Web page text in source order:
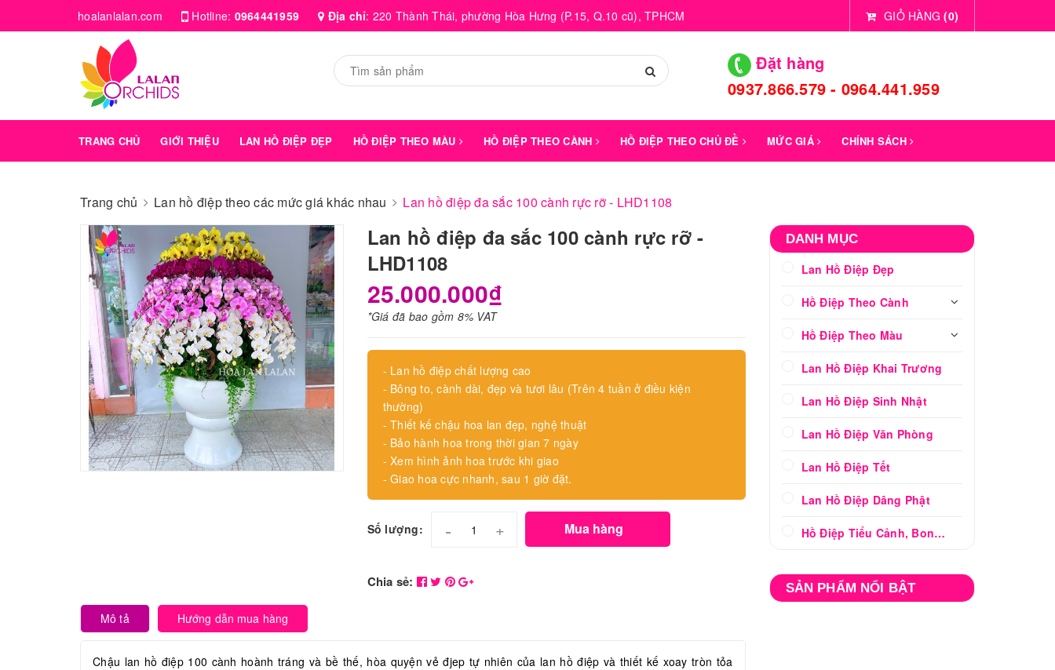
hoalanlalan.com Hotline: 0964441959 Địa chỉ: 220 Thành Thái, phường Hòa Hưng (P.15, Q.10 cũ), TPHCM GIỎ HÀNG (0)
Đặt hàng
0937.866.579 - 0964.441.959
TRANG CHỦ GIỚI THIỆU LAN HỒ ĐIỆP ĐẸP HỒ ĐIỆP THEO MÀU HỒ ĐIỆP THEO CÀNH HỒ ĐIỆP THEO CHỦ ĐỀ MỨC GIÁ CHÍNH SÁCH
Trang chủ Lan hồ điệp theo các mức giá khác nhau Lan hồ điệp đa sắc 100 cành rực rỡ - LHD1108
Lan hồ điệp đa sắc 100 cành rực rỡ -
LHD1108
25.000.000₫
*Giá đã bao gồm 8% VAT
- Lan hồ điệp chất lượng cao
- Bông to, cành dài, đẹp và tươi lâu (Trên 4 tuần ở điều kiện
thường)
- Thiết kế chậu hoa lan đẹp, nghệ thuật
- Bảo hành hoa trong thời gian 7 ngày
- Xem hình ảnh hoa trước khi giao
- Giao hoa cực nhanh, sau 1 giờ đặt.
Số lượng: - + Mua hàng
Chia sẻ:
Mô tả Hướng dẫn mua hàng
Chậu lan hồ điệp 100 cành hoành tráng và bề thế, hòa quyện vẻ đjep tự nhiên của lan hồ điệp và thiết kế xoay tròn tỏa
DANH MỤC
Lan Hồ Điệp Đẹp
Hồ Điệp Theo Cành
Hồ Điệp Theo Màu
Lan Hồ Điệp Khai Trương
Lan Hồ Điệp Sinh Nhật
Lan Hồ Điệp Văn Phòng
Lan Hồ Điệp Tết
Lan Hồ Điệp Dâng Phật
Hồ Điệp Tiểu Cảnh, Bonsai
SẢN PHẨM NỔI BẬT